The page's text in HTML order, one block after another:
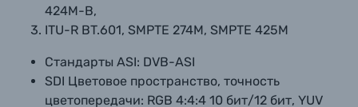
424M-B,
ITU-R BT.601, SMPTE 274M, SMPTE 425M
Стандарты ASI: DVB-ASI
SDI Цветовое пространство, точность
цветопередачи: RGB 4:4:4 10 бит/12 бит, YUV